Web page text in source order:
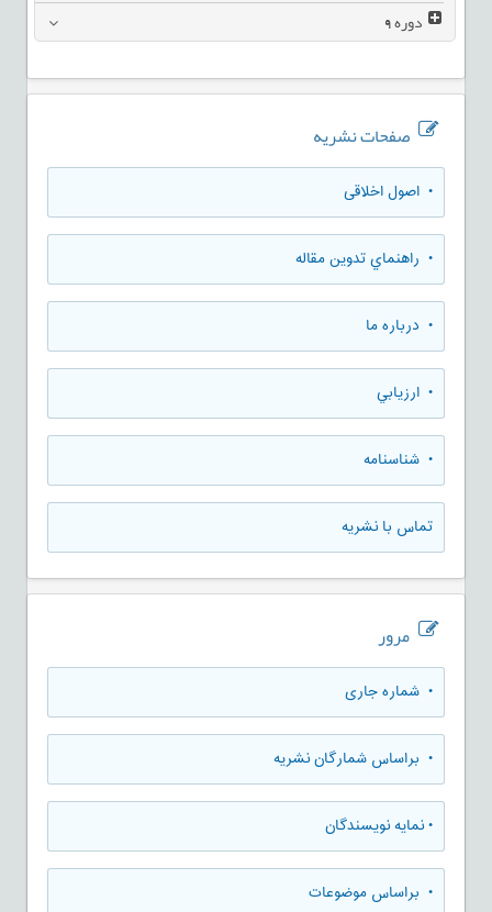
دوره9
صفحات نشریه
• اصول اخلاقی
• راهنماي تدوين مقاله
• درباره ما
• ارزيابي
• شناسنامه
تماس با نشریه
مرور
• شماره جاری
• براساس شمارگان نشریه
•نمایه نویسندگان
• براساس موضوعات